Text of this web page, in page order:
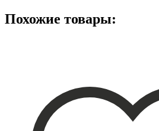
Похожие товары: